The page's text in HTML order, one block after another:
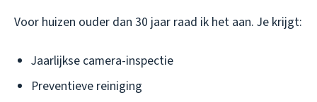
Voor huizen ouder dan 30 jaar raad ik het aan. Je krijgt:
Jaarlijkse camera-inspectie
Preventieve reiniging